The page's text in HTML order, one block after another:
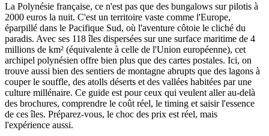
La Polynésie française, ce n'est pas que des bungalows sur pilotis à
2000 euros la nuit. C'est un territoire vaste comme l'Europe,
éparpillé dans le Pacifique Sud, où l'aventure côtoie le cliché du
paradis. Avec ses 118 îles dispersées sur une surface maritime de 4
millions de km² (équivalente à celle de l'Union européenne), cet
archipel polynésien offre bien plus que des cartes postales. Ici, on
trouve aussi bien des sentiers de montagne abrupts que des lagons à
couper le souffle, des atolls déserts et des vallées habitées par une
culture millénaire. Ce guide est pour ceux qui veulent aller au-delà
des brochures, comprendre le coût réel, le timing et saisir l'essence
de ces îles. Préparez-vous, le choc des prix est réel, mais
l'expérience aussi.